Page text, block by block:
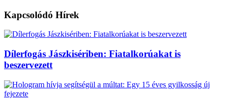
Kapcsolódó Hírek
Dílerfogás Jászkisériben: Fiatalkorúakat is
beszervezett